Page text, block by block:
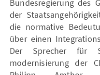
Bundesregierung des
der
die normative
über einen
Der Sprecher für
modernisierung der